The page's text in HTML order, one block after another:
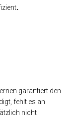
.
garantiert den
fehlt es an
nicht